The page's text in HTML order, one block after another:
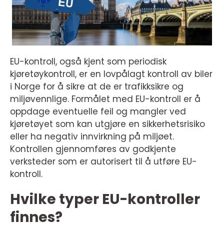
EU-kontroll, også kjent som periodisk
kjøretøykontroll, er en lovpålagt kontroll av biler
i Norge for å sikre at de er trafikksikre og
miljøvennlige. Formålet med EU-kontroll er å
oppdage eventuelle feil og mangler ved
kjøretøyet som kan utgjøre en sikkerhetsrisiko
eller ha negativ innvirkning på miljøet.
Kontrollen gjennomføres av godkjente
verksteder som er autorisert til å utføre EU-
kontroll.
Hvilke typer EU-kontroller
finnes?